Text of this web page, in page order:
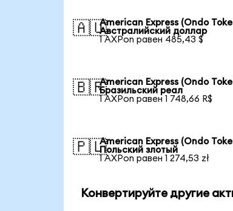
🇦🇺American Express (Ondo
Австралийский доллар
1 AXPon равен 485,43 $
🇧🇷American Express (Ondo
Бразильский реал
1 AXPon равен 1 748,66 R$
🇵🇱American Express (Ondo
Польский злотый
1 AXPon равен 1 274,53 zł
Конвертируйте другие